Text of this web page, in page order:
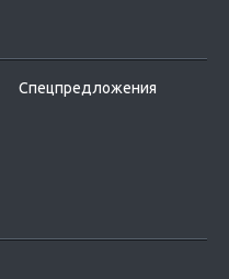
Спецпредложения